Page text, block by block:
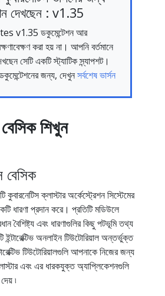
দেখছেন : v1.35
v1.35 ডকুমেন্টেশন আর
করা হয় না। আপনি বর্তমানে
সেটি একটি স্ট্যাটিক স্ন্যাপশট।
জন্য, দেখুনসর্বশেষ ভার্সন
শিখুন
বেসিক
কুবারনেটিস ক্লাস্টার অর্কেস্ট্রেশন সিস্টেমের
ধারণা প্রদান করে। প্রতিটি মডিউলে
বৈশিষ্ট্য এবং ধারণাগুলির কিছু পটভূমি তথ্য
ইন্টারেক্টিভ অনলাইন টিউটোরিয়াল অন্তর্ভুক্ত
টিউটোরিয়ালগুলি আপনাকে নিজের জন্য
এবং এর ধারকযুক্ত অ্যাপ্লিকেশনগুলি
৷